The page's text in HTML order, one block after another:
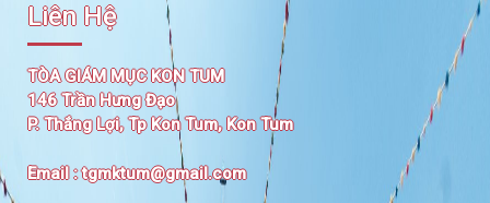
Liên Hệ
TÒA GIÁM MỤC KON TUM
146 Trần Hưng Đạo
P. Thắng Lợi, Tp Kon Tum, Kon Tum
Email :tgmktum@gmail.com